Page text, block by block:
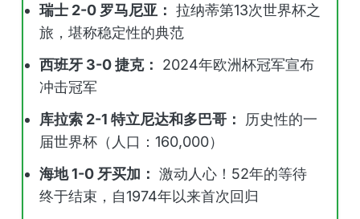
瑞士 2-0 罗马尼亚： 拉纳蒂第13次世界杯之
旅，堪称稳定性的典范
西班牙 3-0 捷克：
2024年欧洲杯冠军宣布
冲击冠军
库拉索 2-1 特立尼达和多巴哥：
历史性的一
届世界杯（人口：160,000）
海地 1-0 牙买加： 激动人心！52年的等待
终于结束，自1974年以来首次回归